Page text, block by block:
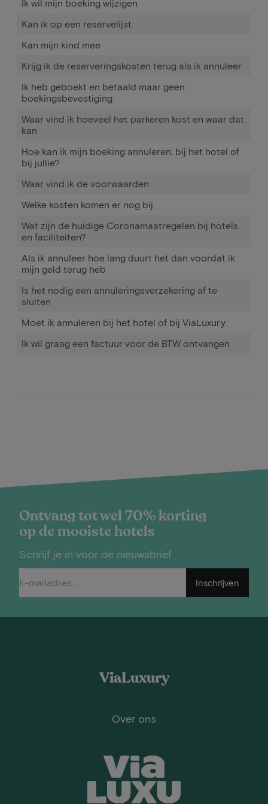
Ik wil mijn boeking wijzigen
Kan ik op een reservelijst
Kan mijn kind mee
Krijg ik de reserveringskosten terug als ik annuleer
Ik heb geboekt en betaald maar geen
boekingsbevestiging
Waar vind ik hoeveel het parkeren kost en waar dat
kan
Hoe kan ik mijn boeking annuleren, bij het hotel of
bij jullie?
Waar vind ik de voorwaarden
Welke kosten komen er nog bij
Wat zijn de huidige Coronamaatregelen bij hotels
en faciliteiten?
Als ik annuleer hoe lang duurt het dan voordat ik
mijn geld terug heb
Is het nodig een annuleringsverzekering af te
sluiten
Moet ik annuleren bij het hotel of bij ViaLuxury
Ik wil graag een factuur voor de BTW ontvangen
Ontvang tot wel 70% korting
op de mooiste hotels
Schrijf je in voor de nieuwsbrief
Inschrijven
ViaLuxury
Over ons